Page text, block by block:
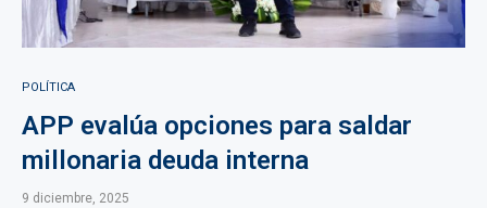
POLÍTICA
APP evalúa opciones para saldar
millonaria deuda interna
9 diciembre, 2025